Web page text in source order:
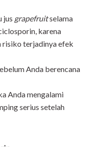
jus grapefruitselama
karena
terjadinya efek
Anda berencana
Anda mengalami
serius setelah